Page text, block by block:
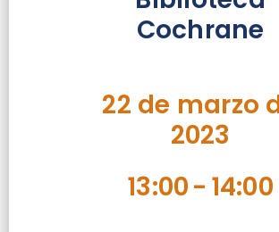
Cochrane
22 de marzo
2023
13:00- 14:00